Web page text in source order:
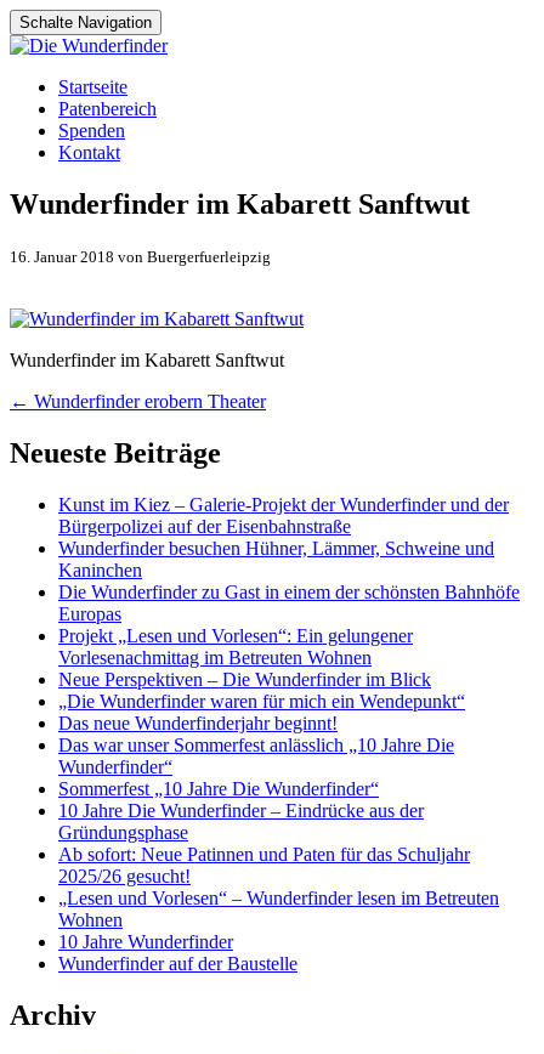
Schalte Navigation
Zum
Inhalt
springen
Startseite
Patenbereich
Spenden
Kontakt
Wunderfinder im Kabarett Sanftwut
16. Januar 2018 von Buergerfuerleipzig
Wunderfinder im Kabarett Sanftwut
Artikel-
Navigation
← Wunderfinder erobern Theater
Neueste Beiträge
Kunst im Kiez – Galerie-Projekt der Wunderfinder und der
Bürgerpolizei auf der Eisenbahnstraße
Wunderfinder besuchen Hühner, Lämmer, Schweine und
Kaninchen
Die Wunderfinder zu Gast in einem der schönsten Bahnhöfe
Europas
Projekt „Lesen und Vorlesen“: Ein gelungener
Vorlesenachmittag im Betreuten Wohnen
Neue Perspektiven – Die Wunderfinder im Blick
„Die Wunderfinder waren für mich ein Wendepunkt“
Das neue Wunderfinderjahr beginnt!
Das war unser Sommerfest anlässlich „10 Jahre Die
Wunderfinder“
Sommerfest „10 Jahre Die Wunderfinder“
10 Jahre Die Wunderfinder – Eindrücke aus der
Gründungsphase
Ab sofort: Neue Patinnen und Paten für das Schuljahr
2025/26 gesucht!
„Lesen und Vorlesen“ – Wunderfinder lesen im Betreuten
Wohnen
10 Jahre Wunderfinder
Wunderfinder auf der Baustelle
Archiv